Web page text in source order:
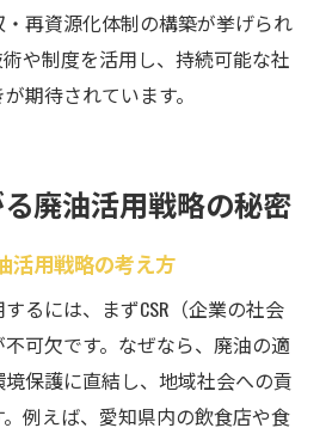
再資源化体制の構築が挙げられ
や制度を活用し、持続可能な社
期待されています。
る廃油活用戦略の秘密
活用戦略の考え方
るには、まずCSR（企業の社会
可欠です。なぜなら、廃油の適
保護に直結し、地域社会への貢
例えば、愛知県内の飲食店や食